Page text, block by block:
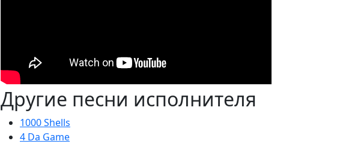
Другие песни исполнителя
1000 Shells
4 Da Game